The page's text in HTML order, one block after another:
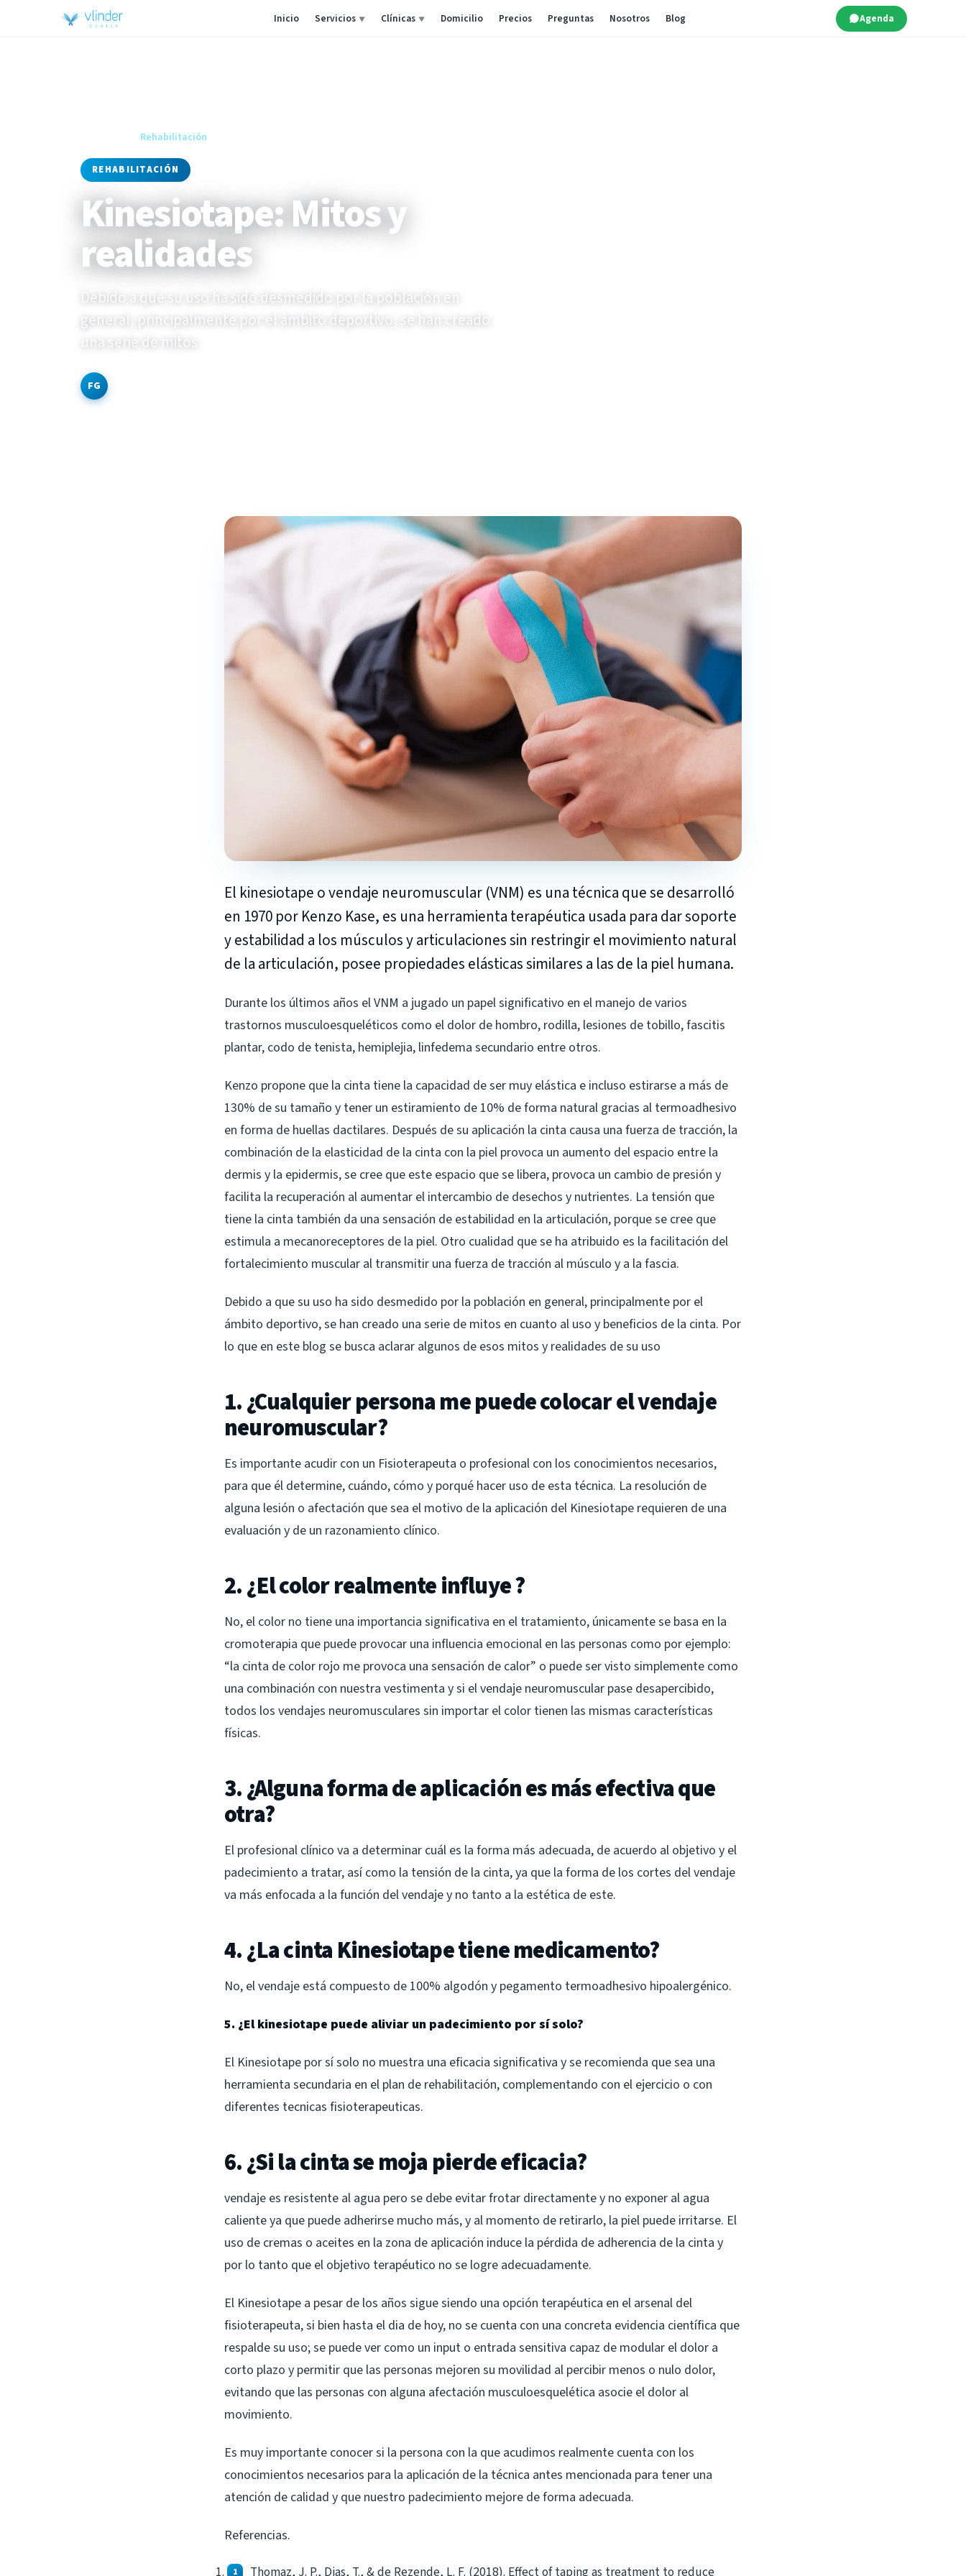
Inicio Servicios ▼ Clínicas ▼ Domicilio Precios Preguntas Nosotros Blog Agenda
Rehabilitación
REHABILITACIÓN
Kinesiotape: Mitos y
realidades
Debido a que su uso ha sido desmedido por la población en
general, principalmente por el ámbito deportivo, se han creado
una serie de mitos
FG
El kinesiotape o vendaje neuromuscular (VNM) es una técnica que se desarrolló
en 1970 por Kenzo Kase, es una herramienta terapéutica usada para dar soporte
y estabilidad a los músculos y articulaciones sin restringir el movimiento natural
de la articulación, posee propiedades elásticas similares a las de la piel humana.
Durante los últimos años el VNM a jugado un papel significativo en el manejo de varios
trastornos musculoesqueléticos como el dolor de hombro, rodilla, lesiones de tobillo, fascitis
plantar, codo de tenista, hemiplejia, linfedema secundario entre otros.
Kenzo propone que la cinta tiene la capacidad de ser muy elástica e incluso estirarse a más de
130% de su tamaño y tener un estiramiento de 10% de forma natural gracias al termoadhesivo
en forma de huellas dactilares. Después de su aplicación la cinta causa una fuerza de tracción, la
combinación de la elasticidad de la cinta con la piel provoca un aumento del espacio entre la
dermis y la epidermis, se cree que este espacio que se libera, provoca un cambio de presión y
facilita la recuperación al aumentar el intercambio de desechos y nutrientes. La tensión que
tiene la cinta también da una sensación de estabilidad en la articulación, porque se cree que
estimula a mecanoreceptores de la piel. Otro cualidad que se ha atribuido es la facilitación del
fortalecimiento muscular al transmitir una fuerza de tracción al músculo y a la fascia.
Debido a que su uso ha sido desmedido por la población en general, principalmente por el
ámbito deportivo, se han creado una serie de mitos en cuanto al uso y beneficios de la cinta. Por
lo que en este blog se busca aclarar algunos de esos mitos y realidades de su uso
1. ¿Cualquier persona me puede colocar el vendaje
neuromuscular?
Es importante acudir con un Fisioterapeuta o profesional con los conocimientos necesarios,
para que él determine, cuándo, cómo y porqué hacer uso de esta técnica. La resolución de
alguna lesión o afectación que sea el motivo de la aplicación del Kinesiotape requieren de una
evaluación y de un razonamiento clínico.
2. ¿El color realmente influye ?
No, el color no tiene una importancia significativa en el tratamiento, únicamente se basa en la
cromoterapia que puede provocar una influencia emocional en las personas como por ejemplo:
“la cinta de color rojo me provoca una sensación de calor” o puede ser visto simplemente como
una combinación con nuestra vestimenta y si el vendaje neuromuscular pase desapercibido,
todos los vendajes neuromusculares sin importar el color tienen las mismas características
físicas.
3. ¿Alguna forma de aplicación es más efectiva que
otra?
El profesional clínico va a determinar cuál es la forma más adecuada, de acuerdo al objetivo y el
padecimiento a tratar, así como la tensión de la cinta, ya que la forma de los cortes del vendaje
va más enfocada a la función del vendaje y no tanto a la estética de este.
4. ¿La cinta Kinesiotape tiene medicamento?
No, el vendaje está compuesto de 100% algodón y pegamento termoadhesivo hipoalergénico.
5. ¿El kinesiotape puede aliviar un padecimiento por sí solo?
El Kinesiotape por sí solo no muestra una eficacia significativa y se recomienda que sea una
herramienta secundaria en el plan de rehabilitación, complementando con el ejercicio o con
diferentes tecnicas fisioterapeuticas.
6. ¿Si la cinta se moja pierde eficacia?
vendaje es resistente al agua pero se debe evitar frotar directamente y no exponer al agua
caliente ya que puede adherirse mucho más, y al momento de retirarlo, la piel puede irritarse. El
uso de cremas o aceites en la zona de aplicación induce la pérdida de adherencia de la cinta y
por lo tanto que el objetivo terapéutico no se logre adecuadamente.
El Kinesiotape a pesar de los años sigue siendo una opción terapéutica en el arsenal del
fisioterapeuta, si bien hasta el dia de hoy, no se cuenta con una concreta evidencia científica que
respalde su uso; se puede ver como un input o entrada sensitiva capaz de modular el dolor a
corto plazo y permitir que las personas mejoren su movilidad al percibir menos o nulo dolor,
evitando que las personas con alguna afectación musculoesquelética asocie el dolor al
movimiento.
Es muy importante conocer si la persona con la que acudimos realmente cuenta con los
conocimientos necesarios para la aplicación de la técnica antes mencionada para tener una
atención de calidad y que nuestro padecimiento mejore de forma adecuada.
Referencias.
Thomaz, J. P., Dias, T., & de Rezende, L. F. (2018). Effect of taping as treatment to reduce